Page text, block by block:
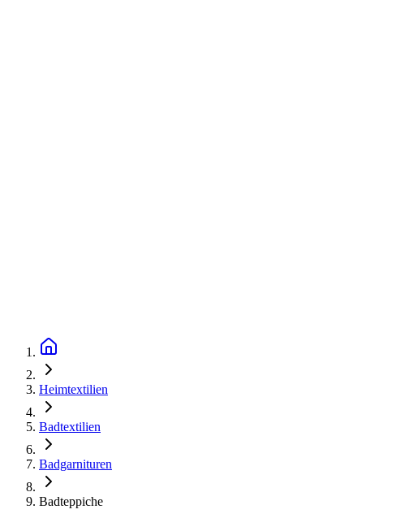
Heimtextilien
Badtextilien
Badgarnituren
Badteppiche